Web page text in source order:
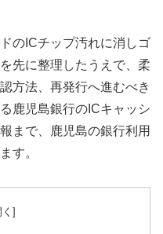
のICチップ汚れに消しゴ
先に整理したうえで、柔
方法、再発行へ進むべき
鹿児島銀行のICキャッシ
まで、鹿児島の銀行利用
す。